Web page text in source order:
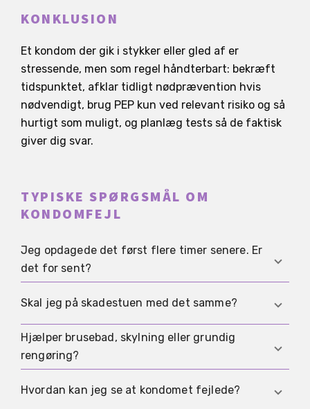
KONKLUSION
Et kondom der gik i stykker eller gled af er
stressende, men som regel håndterbart: bekræft
tidspunktet, afklar tidligt nødprævention hvis
nødvendigt, brug PEP kun ved relevant risiko og så
hurtigt som muligt, og planlæg tests så de faktisk
giver dig svar.
TYPISKE SPØRGSMÅL OM
KONDOMFEJL
Jeg opdagede det først flere timer senere. Er
det for sent?
Nej, men prioritering betyder mere:
for bestemte risikosituationer og skal startes
meget tidligt, og tests skal timmes så du ikke får
falsk tryghed af at teste for tidligt.
Skal jeg på skadestuen med det samme?
Ved de fleste kondomfejl er rettidig rådgivning
nok. Hvis relevant HIV-risiko er mulig og du stadig
kraftige smerter, blødning eller skader, giver
Hjælper brusebad, skylning eller grundig
rengøring?
Almindelig vask er ok, men aggressiv rengøring
Hvordan kan jeg se at kondomet fejlede?